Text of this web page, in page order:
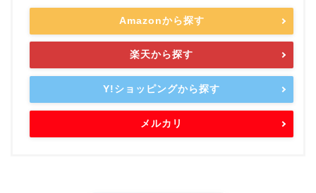
Amazonから探す
楽天から探す
Y!ショッピングから探す
メルカリ